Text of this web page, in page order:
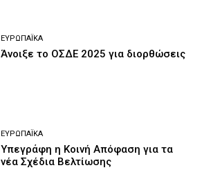
ΕΥΡΩΠΑΪΚΆ
Άνοιξε το ΟΣΔΕ 2025 για διορθώσεις
ΕΥΡΩΠΑΪΚΆ
Υπεγράφη η Κοινή Απόφαση για τα
νέα Σχέδια Βελτίωσης